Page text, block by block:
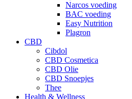
Narcos voeding
BAC voeding
Easy Nutrition
Plagron
CBD
Cibdol
CBD Cosmetica
CBD Olie
CBD Snoepjes
Thee
Health & Wellness